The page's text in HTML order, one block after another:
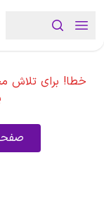
خطا! برای تلاش